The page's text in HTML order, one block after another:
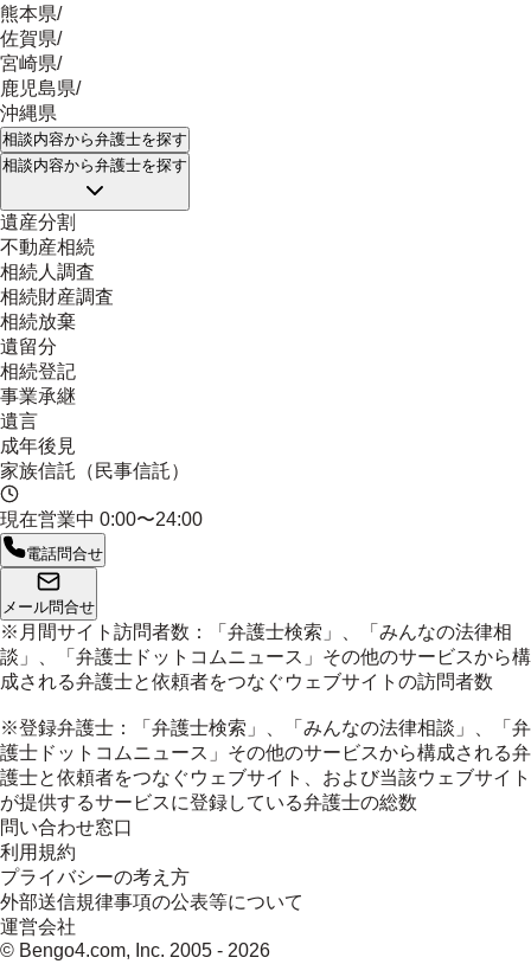
熊本県/
佐賀県/
宮崎県/
鹿児島県/
沖縄県
相談内容から弁護士を探す
相談内容から弁護士を探す
遺産分割
不動産相続
相続人調査
相続財産調査
相続放棄
遺留分
相続登記
事業承継
遺言
成年後見
家族信託（民事信託）
現在営業中 0:00〜24:00
電話問合せ
メール問合せ
※月間サイト訪問者数：「弁護士検索」、「みんなの法律相
談」、「弁護士ドットコムニュース」その他のサービスから構
成される弁護士と依頼者をつなぐウェブサイトの訪問者数
※登録弁護士：「弁護士検索」、「みんなの法律相談」、「弁
護士ドットコムニュース」その他のサービスから構成される弁
護士と依頼者をつなぐウェブサイト、および当該ウェブサイト
が提供するサービスに登録している弁護士の総数
問い合わせ窓口
利用規約
プライバシーの考え方
外部送信規律事項の公表等について
運営会社
© Bengo4.com, Inc. 2005 - 2026